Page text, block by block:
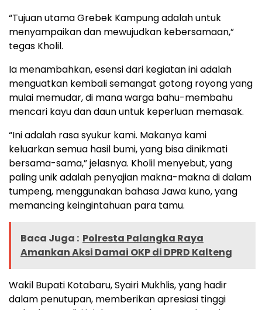
“Tujuan utama Grebek Kampung adalah untuk
menyampaikan dan mewujudkan kebersamaan,”
tegas Kholil.
Ia menambahkan, esensi dari kegiatan ini adalah
menguatkan kembali semangat gotong royong yang
mulai memudar, di mana warga bahu-membahu
mencari kayu dan daun untuk keperluan memasak.
“Ini adalah rasa syukur kami. Makanya kami
keluarkan semua hasil bumi, yang bisa dinikmati
bersama-sama,” jelasnya. Kholil menyebut, yang
paling unik adalah penyajian makna-makna di dalam
tumpeng, menggunakan bahasa Jawa kuno, yang
memancing keingintahuan para tamu.
Baca Juga : Polresta Palangka Raya
Amankan Aksi Damai OKP di DPRD Kalteng
Wakil Bupati Kotabaru, Syairi Mukhlis, yang hadir
dalam penutupan, memberikan apresiasi tinggi